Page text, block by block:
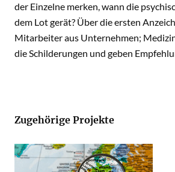
der Einzelne merken, wann die
dem Lot gerät? Über die ersten
Mitarbeiter aus Unternehmen;
die Schilderungen und geben
Zugehörige Projekte